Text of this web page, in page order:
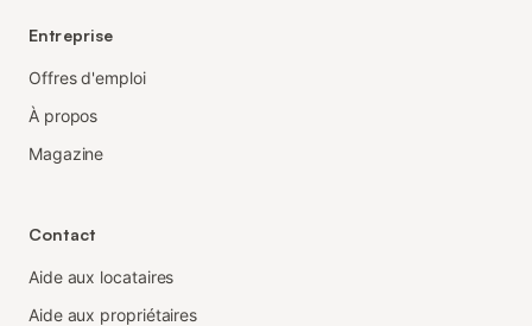
Entreprise
Offres d'emploi
À propos
Magazine
Contact
Aide aux locataires
Aide aux propriétaires